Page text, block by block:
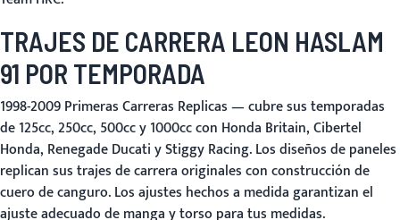
TRAJES DE CARRERA LEON HASLAM
91 POR TEMPORADA
1998-2009 Primeras Carreras Replicas— cubre sus temporadas
de 125cc, 250cc, 500cc y 1000cc con Honda Britain, Cibertel
Honda, Renegade Ducati y Stiggy Racing. Los diseños de paneles
replican sus trajes de carrera originales con construcción de
cuero de canguro. Los ajustes hechos a medida garantizan el
ajuste adecuado de manga y torso para tus medidas.